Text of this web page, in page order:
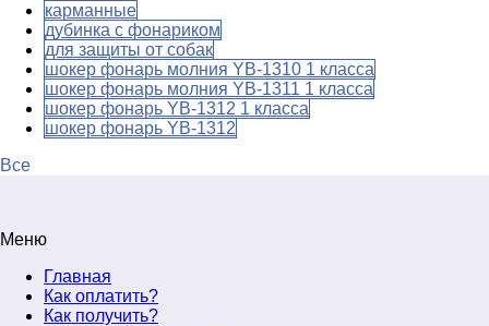
карманные
дубинка с фонариком
для защиты от собак
шокер фонарь молния YB-1310 1 класса
шокер фонарь молния YB-1311 1 класса
шокер фонарь YB-1312 1 класса
шокер фонарь YB-1312
Все
Меню
Главная
Как оплатить?
Как получить?